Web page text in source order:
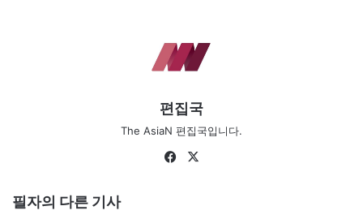
편집국
The AsiaN 편집국입니다.
Facebook
필자의 다른 기사